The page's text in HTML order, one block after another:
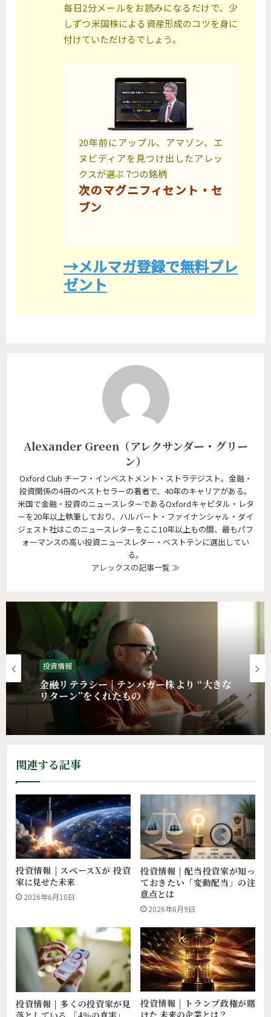
毎日2分メールをお読みになるだけで、少
しずつ米国株による資産形成のコツを身に
付けていただけるでしょう。
20年前にアップル、アマゾン、エ
ヌビディアを見つけ出したアレッ
クスが選ぶ 7つの銘柄
次のマグニフィセント・セ
ブン
→メルマガ登録で無料プレ
ゼント
Alexander Green（アレクサンダー・グリー
ン）
Oxford Club チーフ・インベストメント・ストラテジスト。金融・
投資関係の4冊のベストセラーの著者で、40年のキャリアがある。
米国で金融・投資のニュースレターであるOxfordキャピタル・レタ
ーを20年以上執筆しており、ハルバート・ファイナンシャル・ダイ
ジェスト社はこのニュースレターをここ10年以上もの間、最もパフ
ォーマンスの高い投資ニュースレター・ベストテンに選出してい
る。
アレックスの記事一覧 ≫
投資情報
金融リテラシー | テンバガー株より “大きな
リターン”をくれたもの
投資情報
投資情報 | 配当投資家がAI以上に見逃せな
い業界とは
関連する記事
投資情報 | スペースXが 投資
家に見せた未来
2026年6月10日
投資情報 | 配当投資家が知っ
ておきたい「変動配当」の注
意点とは
2026年6月9日
投資情報 | 多くの投資家が見
投資情報 | トランプ政権が賭